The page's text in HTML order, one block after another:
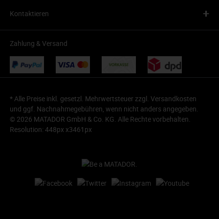
Kontaktieren +
Zahlung & Versand
* Alle Preise inkl. gesetzl. Mehrwertsteuer zzgl. Versandkosten
und ggf. Nachnahmegebühren, wenn nicht anders angegeben.
© 2026 MATADOR GmbH & Co. KG. Alle Rechte vorbehalten.
Resolution: 448px x3461px